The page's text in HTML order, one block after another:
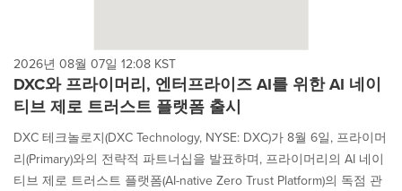
2026년 08월 07일 12:08 KST
DXC와 프라이머리, 엔터프라이즈 AI를 위한 AI 네이
티브 제로 트러스트 플랫폼 출시
DXC 테크놀로지(DXC Technology, NYSE: DXC)가 8월 6일, 프라이머
리(Primary)와의 전략적 파트너십을 발표하며, 프라이머리의 AI 네이
티브 제로 트러스트 플랫폼(AI-native Zero Trust Platform)의 독점 관